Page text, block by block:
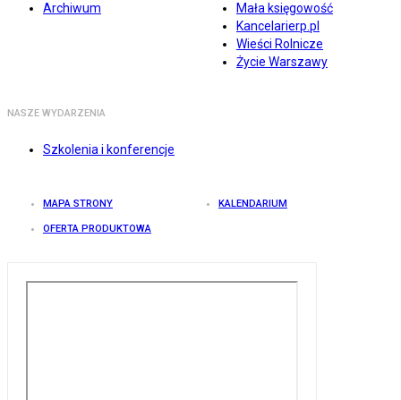
Archiwum
Mała księgowość
Kancelarierp.pl
Wieści Rolnicze
Życie Warszawy
NASZE WYDARZENIA
Szkolenia i konferencje
MAPA STRONY KALENDARIUM
OFERTA PRODUKTOWA